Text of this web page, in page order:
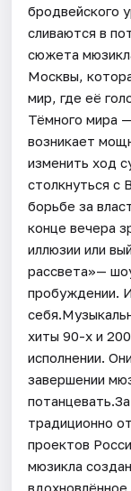
бродвейского
сливаются в
сюжета
Москвы,
мир, где её
Тёмного мира
возникает
изменить ход
столкнуться с
борьбе за
конце вечера
иллюзии или
рассвета»—
пробуждении.
хиты 90-х и
исполнении.
завершении
традиционно
проектов
мюзикла